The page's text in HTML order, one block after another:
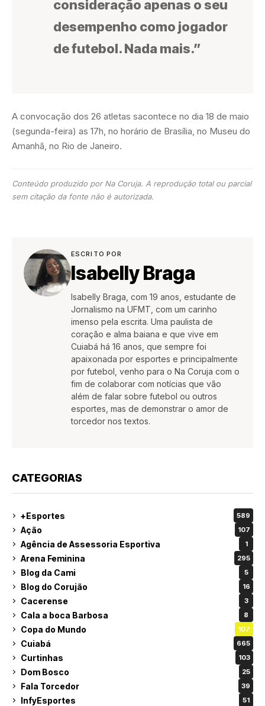
consideração apenas o seu
desempenho como jogador
de futebol. Nada mais.”
A convocação dos 26 atletas sacontece no dia 18 de maio
(segunda-feira) as 17h, no horário de Brasília, no Museu do
Amanhã, no Rio de Janeiro.
Conteúdo produzido por Na Coruja. A reprodução total ou parcial
sem citação da fonte não é autorizada.
ESCRITO POR
Isabelly Braga
Isabelly Braga, com 19 anos, estudante de
Jornalismo na UFMT, com um carinho
imenso pela escrita. Uma paulista de
coração e alma baiana e que vive em
Cuiabá há 16 anos, que sempre foi
apaixonada por esportes e principalmente
por futebol, venho para o Na Coruja com o
fim de colaborar com notícias que vão
além de falar sobre futebol ou outros
esportes, mas de demonstrar o amor de
torcedor nos textos.
CATEGORIAS
+Esportes 589
Ação 107
Agência de Assessoria Esportiva 1
Arena Feminina 295
Blog da Cami 5
Blog do Corujão 16
Cacerense 3
Cala a boca Barbosa 8
Copa do Mundo 107
Cuiabá 665
Curtinhas 103
Dom Bosco 25
Fala Torcedor 39
InfyEsportes 51